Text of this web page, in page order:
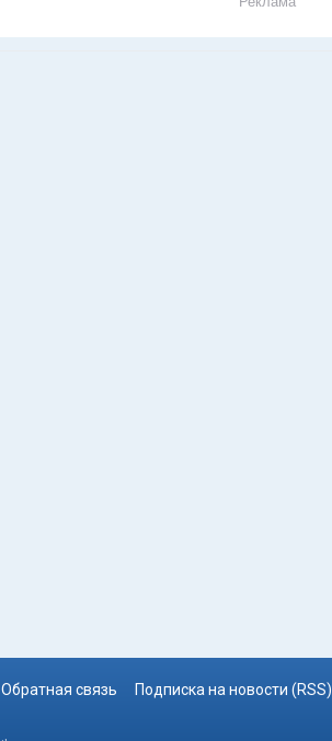
Обратная связь Подписка на новости (RSS)